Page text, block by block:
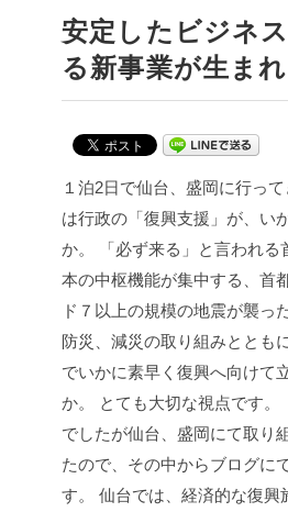
安定したビジネ
る新事業が生ま
１泊2日で仙台、盛岡に行って
は行政の「復興支援」が、い
か。
「必ず来る」と言われる
本の中枢機能が集中する、首
ド７以上の規模の地震が襲っ
防災、減災の取り組みととも
でいかに素早く復興へ向けて
か。
とても大切な視点です。
でしたが仙台、盛岡にて取り
たので、その中からブログに
す。
仙台では、経済的な復興